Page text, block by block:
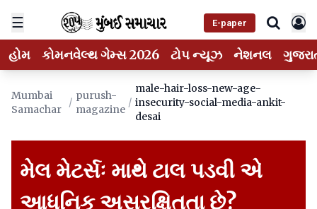
☰ E-paper
હોમ કોમનવેલ્થ ગેમ્સ 2026 ટોપ ન્યૂઝ નેશનલ
Mumbai
Samachar
/
purush-
magazine
/
male-hair-loss-new-age-
insecurity-social-media-ankit-
desai
મેલ મેટર્સઃ માથે ટાલ પડવી એ
આધુનિક અસુરક્ષિતતા છે?